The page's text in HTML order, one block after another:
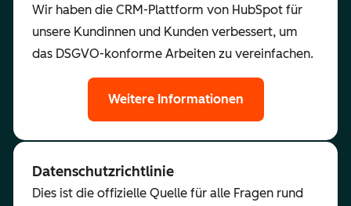
Wir haben die CRM-Plattform von HubSpot für
unsere Kundinnen und Kunden verbessert, um
das DSGVO-konforme Arbeiten zu vereinfachen.
Weitere Informationen
Datenschutzrichtlinie
Dies ist die offizielle Quelle für alle Fragen rund